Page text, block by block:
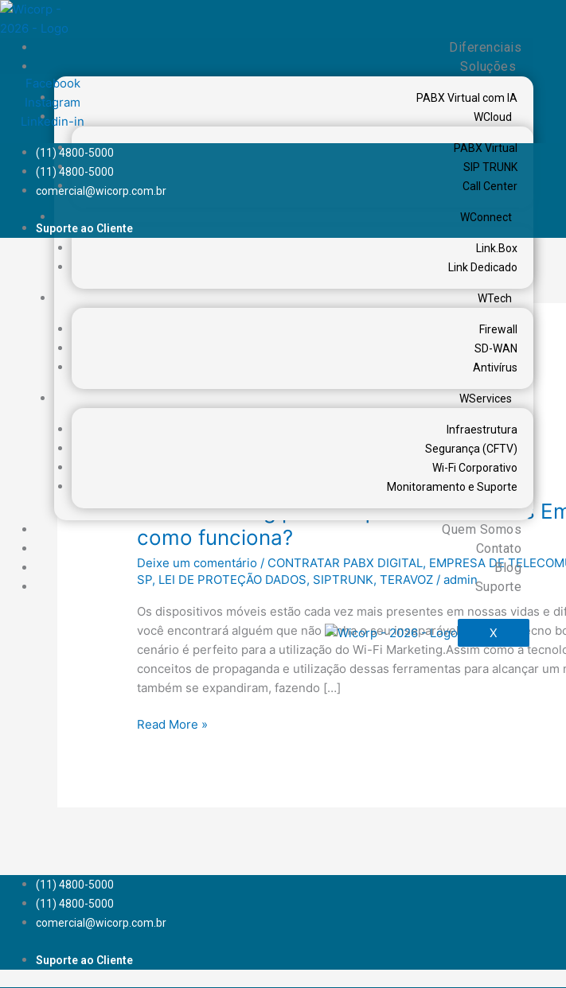
Ir
para
conteúdo
Diferenciais
Soluções
PABX Virtual com IA
WCloud
PABX Virtual
SIP TRUNK
Call Center
WConnect
Link.Box
Link Dedicado
WTech
Firewall
SD-WAN
Antivírus
WServices
Infraestrutura
Segurança (CFTV)
Wi-Fi Corporativo
Monitoramento e Suporte
Quem Somos
Contato
Blog
Suporte
X
Facebook
Instagram
Linkedin-in
(11) 4800-5000
(11) 4800-5000
comercial@wicorp.com.br
Suporte ao Cliente
Wifi Marketing para Pequenas e Grandes
como funciona?
Deixe um comentário / CONTRATAR PABX DIGITAL, EMPRESA DE
SP, LEI DE PROTEÇÃO DADOS, SIPTRUNK,TERAVOZ /admin
Os dispositivos móveis estão cada vez mais presentes em nossas vidas e
você encontrará alguém que não tenha o seu inseparável smartphonecno
cenário é perfeito para a utilização do Wi-Fi Marketing.Assim como a
conceitos de propaganda e utilização dessas ferramentas para alcançar um
também se expandiram, fazendo […]
para
Pequenas
e
Grandes
Empresas,
funciona?
Read More »
(11) 4800-5000
(11) 4800-5000
comercial@wicorp.com.br
Suporte ao Cliente